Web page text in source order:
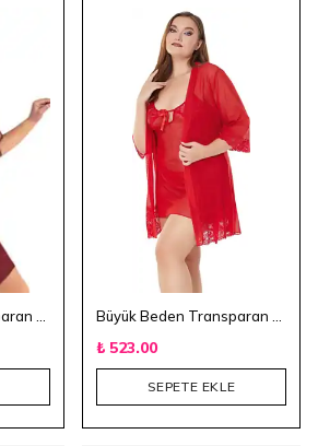
₺ 523.00
SEPETE EKLE